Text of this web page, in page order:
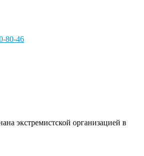
80-46
экстремистской организацией в